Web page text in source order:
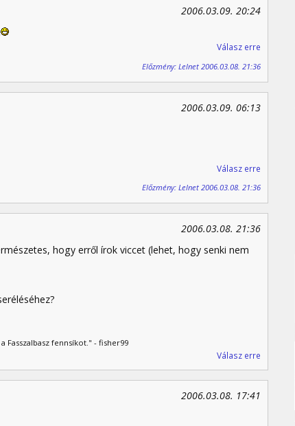
2006.03.09. 20:24
Válasz erre
Előzmény: Lelnet 2006.03.08. 21:36
2006.03.09. 06:13
Válasz erre
Előzmény: Lelnet 2006.03.08. 21:36
2006.03.08. 21:36
hogy erről írok viccet (lehet, hogy senki nem
fennsíkot." - fisher99
Válasz erre
2006.03.08. 17:41